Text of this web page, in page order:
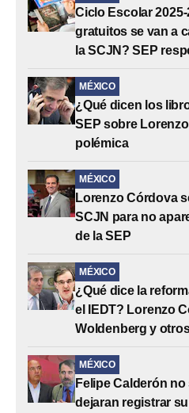
Ciclo Escolar
gratuitos se van a
la SCJN? SEP
MÉXICO
¿Qué dicen los
SEP sobre
polémica
MÉXICO
Lorenzo Córdova
SCJN para no
de la SEP
MÉXICO
¿Qué dice la
el IEDT? Lorenzo
Woldenberg y
MÉXICO
Felipe Calderón
dejaran registrar